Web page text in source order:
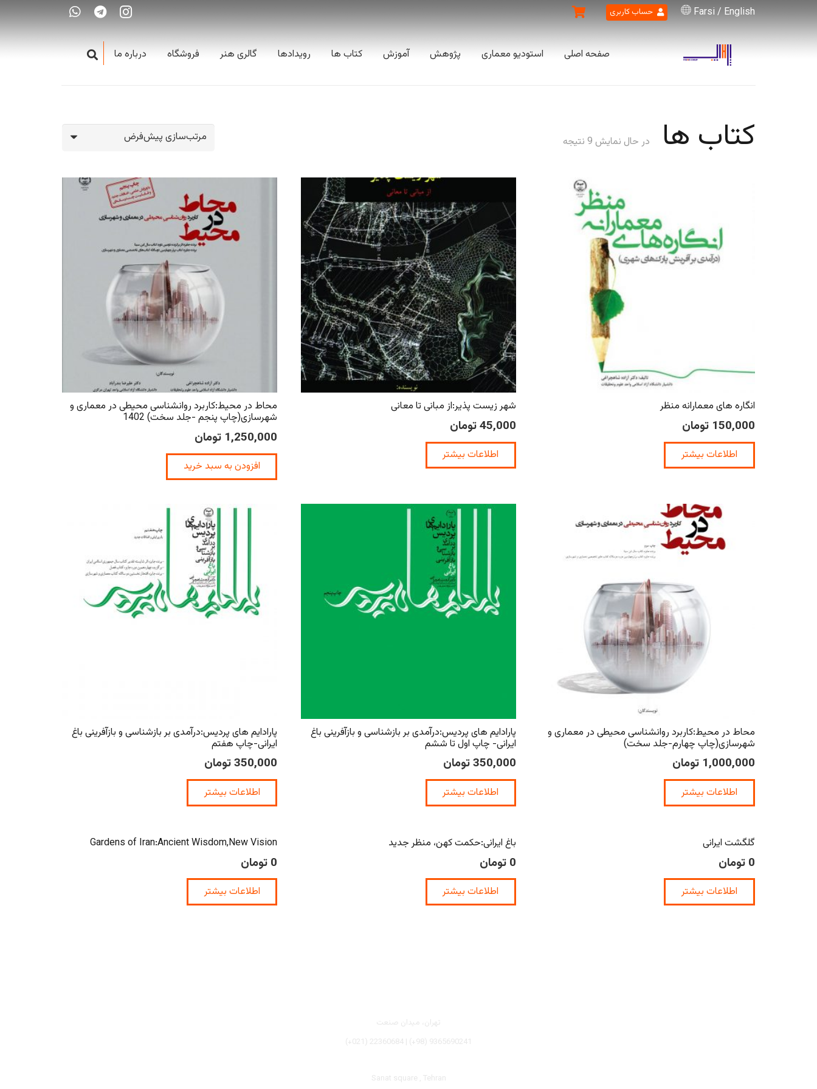
Farsi/ English حساب کاربری
صفحه اصلی استودیو معماری پژوهش آموزش کتاب ها رویدادها گالری هنر فروشگاه درباره ما
کتاب ها در حال نمایش 9 نتیجه
انگاره های معمارانه منظر
150,000 تومان
اطلاعات بیشتر
شهر زیست پذیر:از مبانی تا معانی
45,000تومان
اطلاعات بیشتر
محاط در محیط:کاربرد روانشناسی محیطی در معماری و
شهرسازی(چاپ پنجم -جلد سخت) 1402
1,250,000 تومان
افزودن به سبد خرید
محاط در محیط:کاربرد روانشناسی محیطی در معماری و
شهرسازی(چاپ چهارم-جلد سخت)
1,000,000 تومان
اطلاعات بیشتر
پارادایم های پردیس:درآمدی بر بازشناسی و بازآفرینی باغ
ایرانی- چاپ اول تا ششم
350,000تومان
اطلاعات بیشتر
پارادایم های پردیس:درآمدی بر بازشناسی و بازآفرینی باغ
ایرانی-چاپ هفتم
350,000تومان
اطلاعات بیشتر
گلگشت ایرانی
0 تومان
اطلاعات بیشتر
باغ ایرانی:حکمت کهن، منظر جدید
0 تومان
اطلاعات بیشتر
Gardens of Iran:Ancient Wisdom,New Vision
0 تومان
اطلاعات بیشتر
تهران، میدان صنعت
(+021) 22360684 | (+98) 9365690241
Sanat square , Tehran